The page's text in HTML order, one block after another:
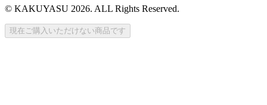
© KAKUYASU 2026. ALL Rights Reserved.
現在ご購入いただけない商品です